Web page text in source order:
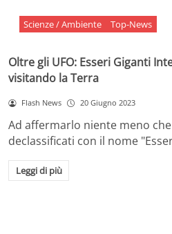
Scienze / Ambiente Top-News
Oltre gli UFO: Esseri Giganti
visitando la Terra
Flash News 20 Giugno 2023
Ad affermarlo niente meno
declassificati con il nome
Leggi di più